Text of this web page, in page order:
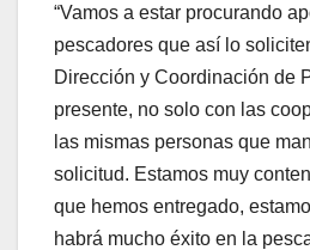
“Vamos a estar procurando
pescadores que así lo
Dirección y Coordinación de
presente, no solo con las
las mismas personas que
solicitud. Estamos muy
que hemos entregado,
habrá mucho éxito en la